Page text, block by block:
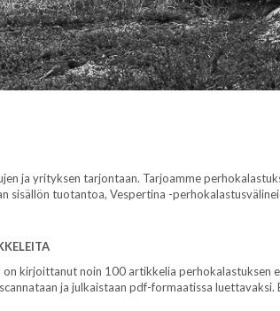
ja yrityksen tarjontaan. Tarjoamme
sisällön tuotantoa, Vespertina -
kirjoittanut noin 100 artikkelia perhokalastuksen
ja julkaistaan pdf-formaatissa luettavaksi.